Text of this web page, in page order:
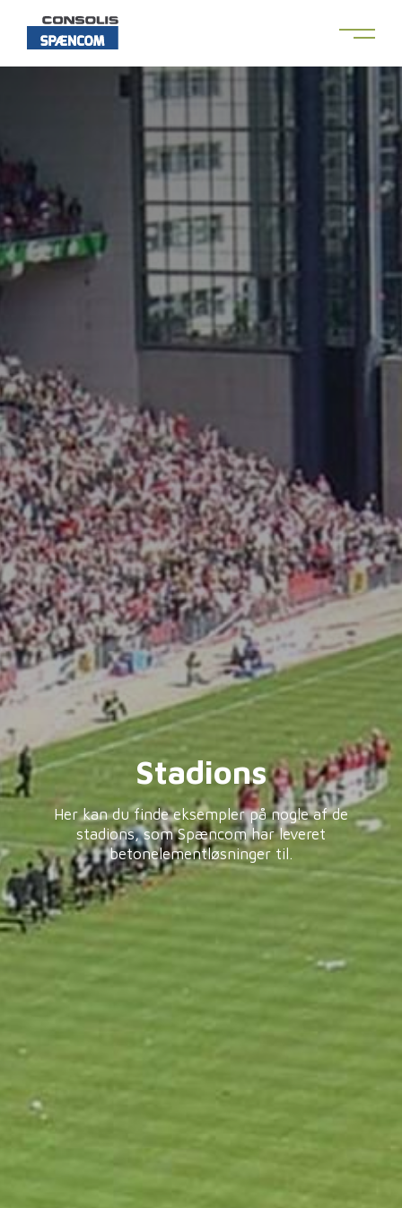
Stadions
Her kan du finde eksempler på nogle af de
stadions, som Spæncom har leveret
betonelementløsninger til.